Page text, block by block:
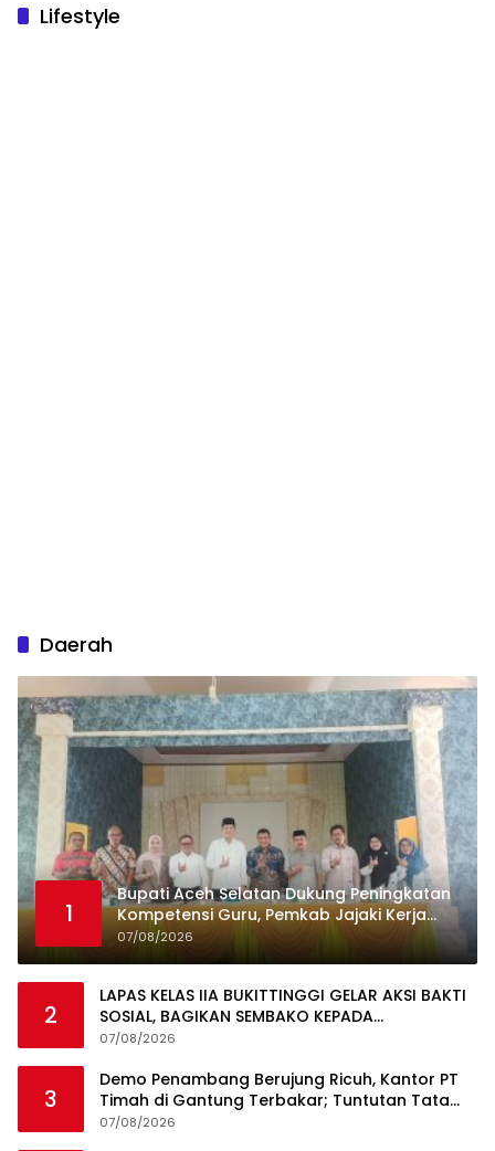
Lifestyle
Daerah
1
Bupati Aceh Selatan Dukung Peningkatan
Kompetensi Guru, Pemkab Jajaki Kerja
Sama dengan Pascasarjana USK
07/08/2026
2
LAPAS KELAS IIA BUKITTINGGI GELAR AKSI BAKTI
SOSIAL, BAGIKAN SEMBAKO KEPADA
MASYARAKAT SEKITAR
07/08/2026
3
Demo Penambang Berujung Ricuh, Kantor PT
Timah di Gantung Terbakar; Tuntutan Tata
Niaga Timah Jadi Sorotan
07/08/2026